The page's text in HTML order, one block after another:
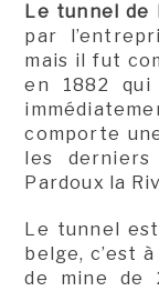
Le tunnel de
par
mais il fut
en 1882 qui
comporte
les
Pardoux la
Le tunnel
belge, c’est
de mine de